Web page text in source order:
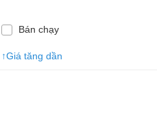
Bán chạy
↑Giá tăng dần